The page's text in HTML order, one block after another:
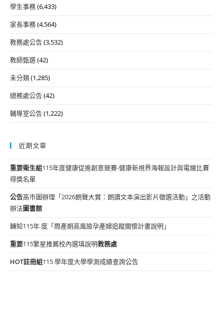
學生事務(6,433)
家長事務(4,564)
教務處公告(3,532)
教師甄選(42)
未分類(1,285)
總務處公告(42)
輔導室公告(1,222)
近期文章
重要衛生組115年度健康促進創意競賽-健康新視界海報設計與電繪比賽
得獎名單
公告高市圖辦理「2026朗聲大賞：朗讀文本演出影片徵選活動」之活動
辦法圖書館
轉知115年 度「周產期高風險孕產婦追蹤關懷計畫說明」
重要115繁星推薦校內選填說明教務處
HOT註冊組115 學年度大學學測成績查詢公告